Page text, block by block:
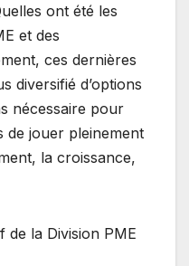
ont été les
et des
ces dernières
diversifié d’options
nécessaire pour
de jouer pleinement
la croissance,
de la Division PME